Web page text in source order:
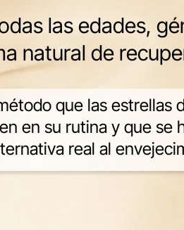
las edades,
natural de
que las estrellas
en su rutina y que se
real al